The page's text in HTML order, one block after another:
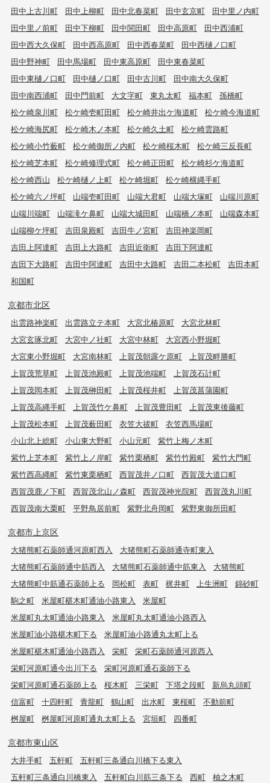
田中上古川町
田中上柳町 田中北春菜町 田中玄京町
田中里ノ内町
田中里ノ前町
田中下柳町 田中関田町 田中高原町
田中西浦町
田中西大久保町
田中西高原町 田中西春菜町
田中西樋ノ口町
田中野神町
田中馬場町 田中東高原町
田中東春菜町
田中東樋ノ口町
田中樋ノ口町 田中古川町
田中南大久保町
田中南西浦町
田中門前町 大文字町 東丸太町 福本町
孫橋町
松ケ崎泉川町
松ケ崎壱町田町 松ケ崎井出ケ海道町
松ケ崎今海道町
松ケ崎海尻町
松ケ崎木ノ本町 松ケ崎久土町
松ケ崎雲路町
松ケ崎小竹薮町
松ケ崎御所ノ内町 松ケ崎桜木町
松ケ崎三反長町
松ケ崎芝本町
松ケ崎修理式町 松ケ崎正田町
松ケ崎杉ケ海道町
松ケ崎西山
松ケ崎樋ノ上町 松ケ崎堀町
松ケ崎横縄手町
松ケ崎六ノ坪町
山端壱町田町 山端大君町 山端大塚町
山端川原町
山端川端町
山端滝ケ鼻町 山端大城田町 山端橋ノ本町
山端森本町
山端柳ケ坪町
吉田泉殿町 吉田牛ノ宮町
吉田神楽岡町
吉田上阿達町
吉田上大路町 吉田近衛町
吉田下阿達町
吉田下大路町
吉田中阿達町 吉田中大路町 吉田二本松町
吉田本町
和国町
京都市北区
出雲路神楽町 出雲路立テ本町 大宮北椿原町
大宮北林町
大宮玄琢北町
大宮中ノ社町 大宮中林町
大宮西小野堀町
大宮東小野堀町
大宮南林町 上賀茂朝露ケ原町
上賀茂畔勝町
上賀茂荒草町
上賀茂池殿町 上賀茂池端町
上賀茂石計町
上賀茂岡本町
上賀茂榊田町 上賀茂桜井町
上賀茂菖蒲園町
上賀茂高縄手町
上賀茂竹ケ鼻町 上賀茂豊田町
上賀茂東後藤町
上賀茂松本町
上賀茂薮田町 衣笠大祓町
衣笠西馬場町
小山北上総町
小山東大野町 小山元町
紫竹上梅ノ木町
紫竹上芝本町
紫竹上ノ岸町 紫竹栗栖町 紫竹竹殿町
紫竹大門町
紫竹西高縄町
紫竹東栗栖町 西賀茂井ノ口町
西賀茂大道口町
西賀茂鹿ノ下町
西賀茂北山ノ森町 西賀茂神光院町
西賀茂丸川町
西賀茂南大栗町
平野鳥居前町 紫野北舟岡町 紫野東御所田町
京都市上京区
大猪熊町石薬師通河原町西入
大猪熊町石薬師通寺町東入
大猪熊町石薬師通中筋西入
大猪熊町石薬師通中筋東入
大猪熊町
大猪熊町中筋通石薬師上る
岡松町 表町 梶井町 上生洲町
錦砂町
駒之町
米屋町椹木町通油小路東入
米屋町
米屋町丸太町通油小路東入
米屋町丸太町通油小路西入
米屋町油小路椹木町下る
米屋町油小路通丸太町上る
米屋町椹木町通油小路西入
栄町
栄町石薬師通河原西入
栄町河原町通今出川下る
栄町河原町通石薬師下る
栄町河原町通石薬師上る
桜木町 三栄町 下塔之段町
新烏丸頭町
信富町
十四軒町 青龍町 鶴山町 出水町 東桜町
不動前町
桝屋町
桝屋町河原町通丸太町上る 宮垣町 四番町
京都市東山区
大井手町 五軒町
五軒町三条通白川橋下る東入
五軒町三条通白川橋東入
五軒町白川筋三条下る 西町 柚之木町